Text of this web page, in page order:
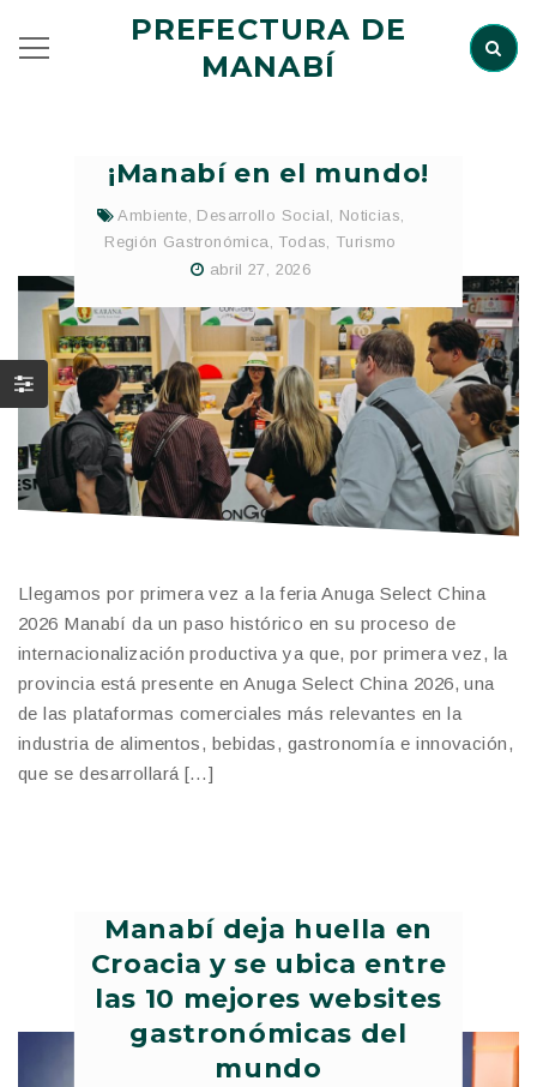
PREFECTURA DE
MANABÍ
¡Manabí en el mundo!
Ambiente, Desarrollo Social, Noticias,
Región Gastronómica, Todas, Turismo
abril 27, 2026
Llegamos por primera vez a la feria Anuga Select China
2026 Manabí da un paso histórico en su proceso de
internacionalización productiva ya que, por primera vez, la
provincia está presente en Anuga Select China 2026, una
de las plataformas comerciales más relevantes en la
industria de alimentos, bebidas, gastronomía e innovación,
que se desarrollará […]
Manabí deja huella en
Croacia y se ubica entre
las 10 mejores websites
gastronómicas del
mundo